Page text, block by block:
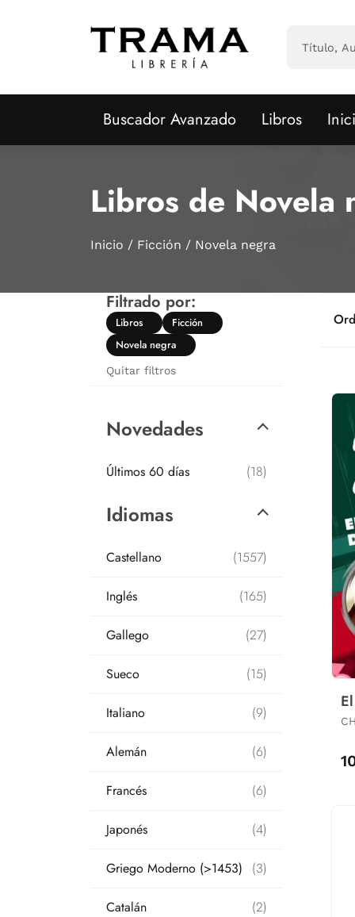
Buscador Avanzado Libros
Libros de Novela
Inicio Ficción Novela negra
Filtrado por:
Libros
Ficción
Novela negra
Quitar filtros
Novedades
Últimos 60 días (18)
Idiomas
Castellano (1557)
Inglés (165)
Gallego (27)
Sueco (15)
Italiano (9)
Alemán (6)
Francés (6)
Japonés (4)
Griego Moderno (>1453) (3)
Catalán (2)